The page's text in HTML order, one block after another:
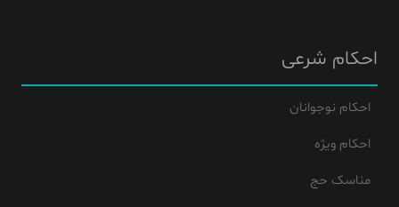
احکام شرعی
احکام نوجوانان
احکام ویژه
مناسک حج